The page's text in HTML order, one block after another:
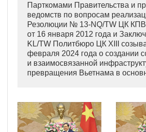
Парткомами Правительства и
ведомств по вопросам
Резолюции № 13-NQ/TW ЦК КПВ
от 16 января 2012 года и
KL/TW Политбюро ЦК XIII
февраля 2024 года о создании
и взаимосвязанной
превращения Вьетнама в